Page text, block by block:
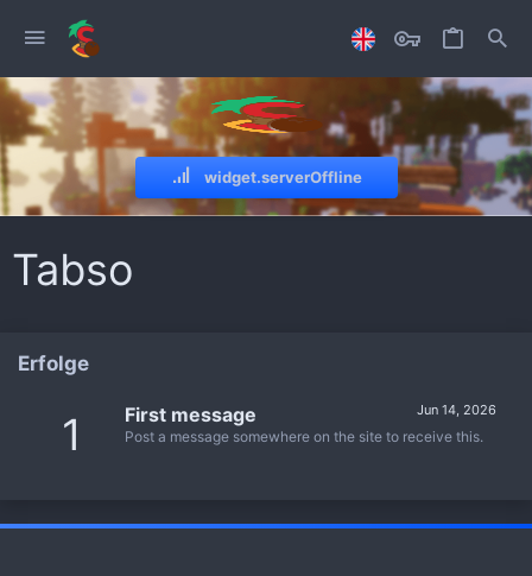
widget.serverOffline
Tabso
Erfolge
1 Jun 14, 2026
First message
Post a message somewhere on the site to receive this.